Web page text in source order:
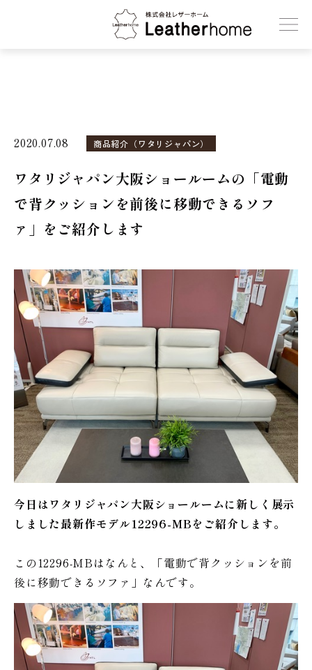
株式会社レザーホーム
2020.07.08 商品紹介（ワタリジャパン）
ワタリジャパン大阪ショールームの「電動
で背クッションを前後に移動できるソフ
ァ」をご紹介します
今日はワタリジャパン大阪ショールームに新しく展示
しました最新作モデル12296-MBをご紹介します。
この12296-MBはなんと、「電動で背クッションを前
後に移動できるソファ」なんです。